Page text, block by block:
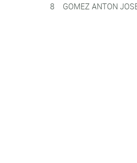
8
GOMEZ ANTON